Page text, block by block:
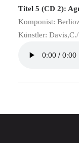
Titel 5 (CD 2):
Komponist:
Künstler: